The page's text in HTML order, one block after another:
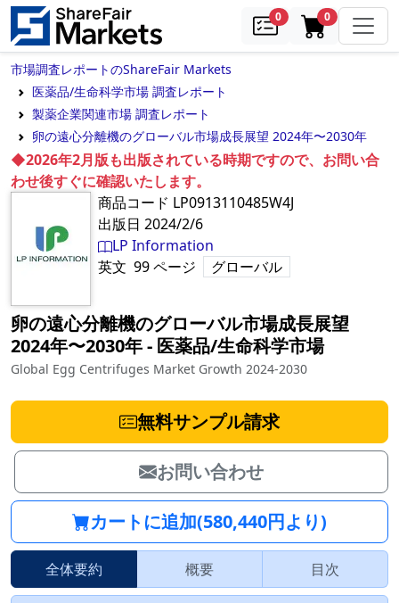
0samples0in cart
市場調査レポートのShareFair Markets
医薬品/生命科学市場 調査レポート
製薬企業関連市場 調査レポート
卵の遠心分離機のグローバル市場成長展望 2024年〜2030年
◆2026年2月版も出版されている時期ですので、お問い合
わせ後すぐに確認いたします。
商品コード LP0913110485W4J
出版日 2024/2/6
LP Information
英文 99ページ グローバル
卵の遠心分離機のグローバル市場成長展望
2024年〜2030年‐ 医薬品/生命科学市場
Global Egg Centrifuges Market Growth 2024-2030
無料サンプル請求
お問い合わせ
カートに追加(580,440円より)
全体要約 概要 目次